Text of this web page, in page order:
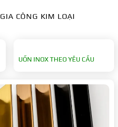
GIA CÔNG KIM LOẠI
UỐN INOX THEO YÊU CẦU